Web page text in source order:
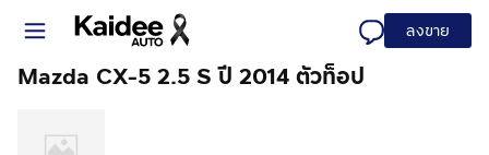
ลงขาย
Mazda CX-5 2.5 S ปี 2014 ตัวท็อป